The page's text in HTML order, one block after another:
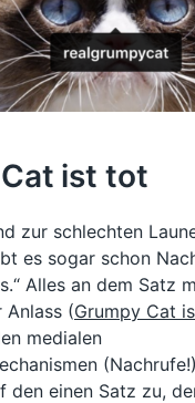
ist tot
zur schlechten
es sogar schon
Alles an dem Satz
Anlass (Grumpy Cat
medialen
den einen Satz zu,